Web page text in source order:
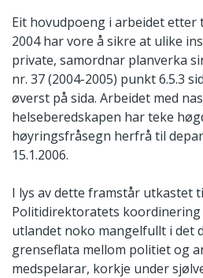
Eit hovudpoeng i arbeidet etter
2004 har vore å sikre at ulike
private, samordnar planverka
nr. 37 (2004-2005) punkt 6.5.3
øverst på sida. Arbeidet med
helseberedskapen har teke
høyringsfråsegn herfrå til
15.1.2006.
I lys av dette framstår utkastet
Politidirektoratets koordinering
utlandet noko mangelfullt i det
grenseflata mellom politiet og
medspelarar, korkje under